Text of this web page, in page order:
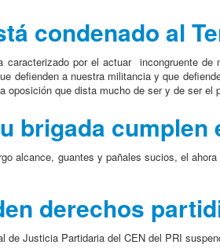
condenado al
por el actuar incongruente
defienden a nuestra militancia y que
oposición que dista mucho de ser y de ser el
brigada cumplen
alcance, guantes y pañales sucios, el
derechos
de Justicia Partidaria del CEN del PRI